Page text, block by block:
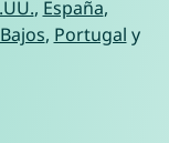
, España,
, Portugal y